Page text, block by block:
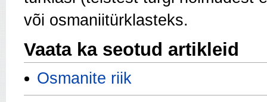
või osmaniitürklasteks.
Vaata ka seotud artikleid
Osmanite riik